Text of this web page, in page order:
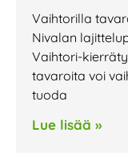
Vaihtorilla
Nivalan
Vaihtori-
tavaroita voi
tuoda
Lue lisää »